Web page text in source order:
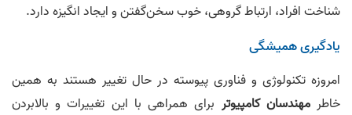
شناخت افراد، ارتباط گروهی، خوب سخن‌گفتن و ایجاد انگیزه دارد.
یادگیری همیشگی
امروزه تکنولوژی و فناوری پیوسته در حال تغییر هستند به همین
خاطرمهندسان کامپیوتر برای همراهی با این تغییرات و بالابردن